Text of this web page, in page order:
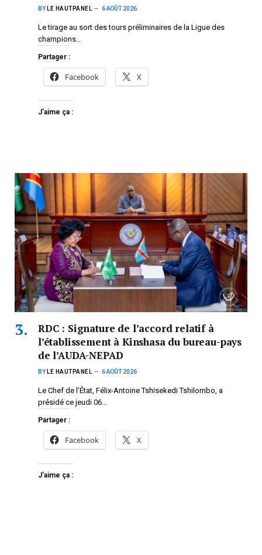
BY LE HAUTPANEL 6 AOÛT 2026
Le tirage au sort des tours préliminaires de la Ligue des
champions…
Partager :
Facebook X
J’aime ça :
RDC : Signature de l’accord relatif à
l’établissement à Kinshasa du bureau-pays
de l’AUDA-NEPAD
BY LE HAUTPANEL 6 AOÛT 2026
Le Chef de l’État, Félix-Antoine Tshisekedi Tshilombo, a
présidé ce jeudi 06…
Partager :
Facebook X
J’aime ça :